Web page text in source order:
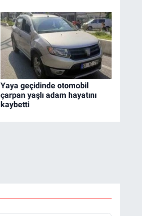
Yaya geçidinde otomobil
çarpan yaşlı adam hayatını
kaybetti